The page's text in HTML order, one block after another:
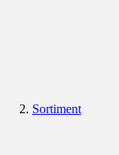
Sortiment